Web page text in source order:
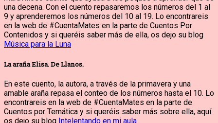
una decena. Con el cuento repasaremos los números del 1 al
9 y aprenderemos los números del 10 al 19. Lo encontrareis
en la web de #CuentaMates en la parte de Cuentos Por
Contenidos y si queréis saber más de ella, os dejo su blog
Música para la Luna
La araña Elisa. De Llanos.
En este cuento, la autora, a través de la primavera y una
amable araña repasa el conteo de los números hasta el 10. Lo
encontrareis en la web de #CuentaMates en la parte de
Cuentos por Temática y si queréis saber más sobre ella, aquí
os dejo su blog Intelentando en mi aula